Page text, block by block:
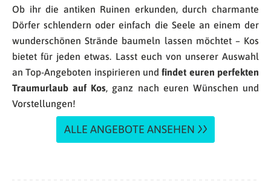
Ob ihr die antiken Ruinen erkunden, durch charmante
Dörfer schlendern oder einfach die Seele an einem der
wunderschönen Strände baumeln lassen möchtet – Kos
bietet für jeden etwas. Lasst euch von unserer Auswahl
an Top-Angeboten inspirieren undfindet euren perfekten
Traumurlaub auf Kos, ganz nach euren Wünschen und
Vorstellungen!
ALLE ANGEBOTE ANSEHEN